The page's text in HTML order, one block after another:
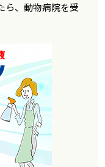
ら、動物病院を受